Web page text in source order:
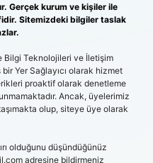
Gerçek kurum ve kişiler ile
Sitemizdeki bilgiler taslak
Bilgi Teknolojileri ve İletişim
Yer Sağlayıcı olarak hizmet
proaktif olarak denetleme
Ancak, üyelerimiz
olup, siteye üye olarak
olduğunu düşündüğünüz
adresine bildirmeniz